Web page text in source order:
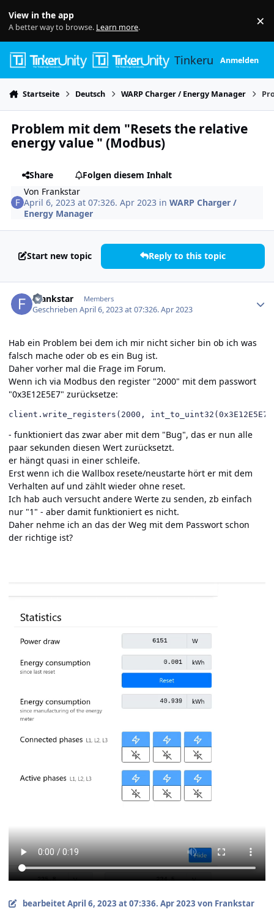
View in the app
A better way to browse. Learn more. ×
TinkerunityAnmelden
Startseite Deutsch WARP Charger / Energy Manager
Problem mit dem "Resets the relative
energy value " (Modbus)
Share
Folgen diesem Inhalt
Von Frankstar
April 6, 2023 at 07:326. Apr 2023 inWARP Charger /
Energy Manager
Start new topic Reply to this topic
Frankstar Members
GeschriebenApril 6, 2023 at 07:326. Apr 2023
Hab ein Problem bei dem ich mir nicht sicher bin ob ich was
falsch mache oder ob es ein Bug ist.
Daher vorher mal die Frage im Forum.
Wenn ich via Modbus den register "2000" mit dem passwort
"0x3E12E5E7" zurücksetze:
client.write_registers(2000,
- funktioniert das zwar aber mit dem "Bug", das er nun alle
paar sekunden diesen Wert zurücksetzt.
er hängt quasi in einer schleife.
Erst wenn ich die Wallbox resete/neustarte hört er mit dem
Verhalten auf und zählt wieder ohne reset.
Ich hab auch versucht andere Werte zu senden, zb einfach
nur "1" - aber damit funktioniert es nicht.
Daher nehme ich an das der Weg mit dem Passwort schon
der richtige ist?
bearbeitetApril 6, 2023 at 07:336. Apr 2023 von Frankstar